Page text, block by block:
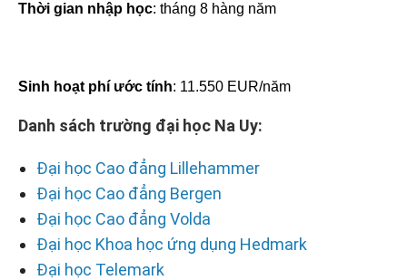
Thời gian nhập học: tháng 8 hàng năm
Sinh hoạt phí ước tính: 11.550 EUR/năm
Danh sách trường đại học Na Uy:
Đại học Cao đẳng Lillehammer
Đại học Cao đẳng Bergen
Đại học Cao đẳng Volda
Đại học Khoa học ứng dụng Hedmark
Đại học Telemark